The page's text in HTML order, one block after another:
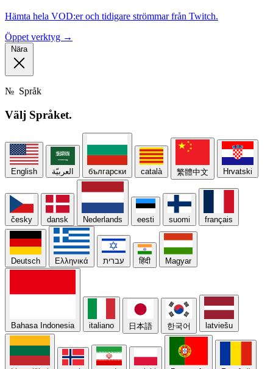
Hämta hela VOD:er och tidigare strömmar från Twitch.
Öppet verktyg →
Nära
№ Språk
Välj Språket.
English العربيّة български català 繁體中文 Hrvatski
česky dansk Nederlands eesti suomi français
Deutsch Ελληνικά עברית हिंदी Magyar
Bahasa Indonesia italiano 日本語 한국어 latviešu